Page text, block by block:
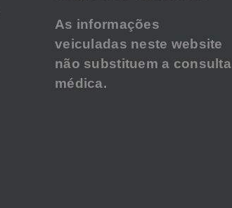
As informações
veiculadas neste website
não substituem a consulta
médica.